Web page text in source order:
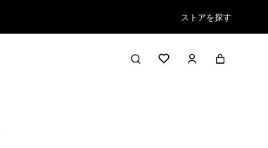
ストアを探す